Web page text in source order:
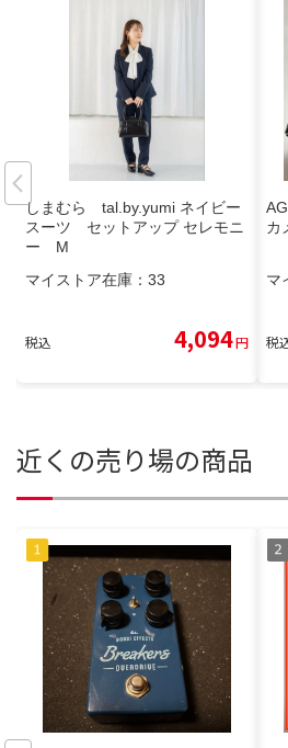
しまむら tal.by.yumi ネイビー
スーツ セットアップ セレモニ
ー M
マイストア在庫： 33
税込 4,094円
カ
マ
税
近くの売り場の商品